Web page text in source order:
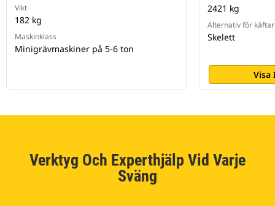
Vikt
182 kg
Maskinklass
Minigrävmaskiner på 5-6 ton
2421 kg
Alternativ för käftar
Skelett
Visa
Verktyg Och Experthjälp Vid Varje
Sväng